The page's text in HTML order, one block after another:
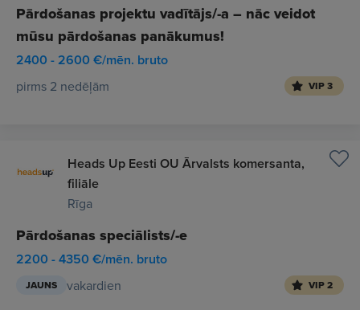
Pārdošanas projektu vadītājs/-a – nāc veidot
mūsu pārdošanas panākumus!
2400 - 2600 €/mēn. bruto
pirms 2 nedēļām VIP 3
Heads Up Eesti OU Ārvalsts komersanta,
filiāle
Rīga
Pārdošanas speciālists/-e
2200 - 4350 €/mēn. bruto
JAUNS vakardien VIP 2